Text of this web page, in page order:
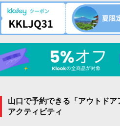
山口で予約できる「アウトド
アクティビティ